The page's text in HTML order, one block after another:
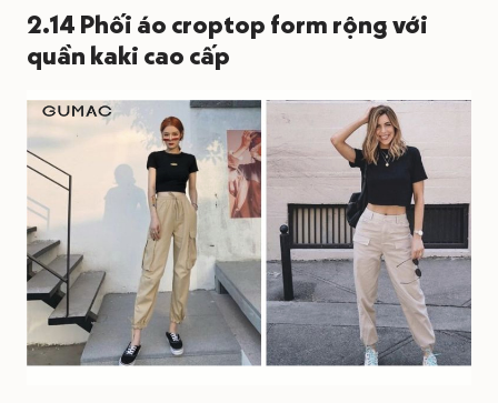
2.14 Phối áo croptop form rộng với
quần kaki cao cấp